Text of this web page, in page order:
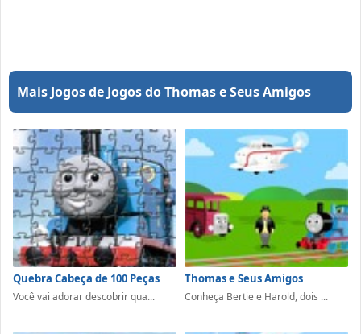
Mais Jogos de Jogos do Thomas e Seus Amigos
Quebra Cabeça de 100 Peças
Você vai adorar descobrir qua...
Thomas e Seus Amigos
Conheça Bertie e Harold, dois ...